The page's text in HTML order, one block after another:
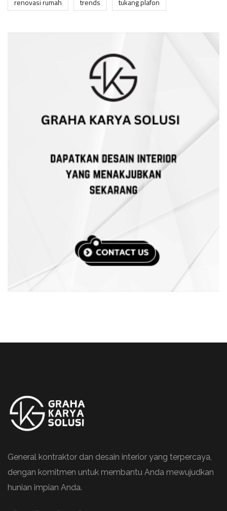
renovasi rumah
trends tukang plafon
General kontraktor dan desain interior yang terpercaya,
dengan komitmen untuk membantu Anda mewujudkan
hunian impian Anda.